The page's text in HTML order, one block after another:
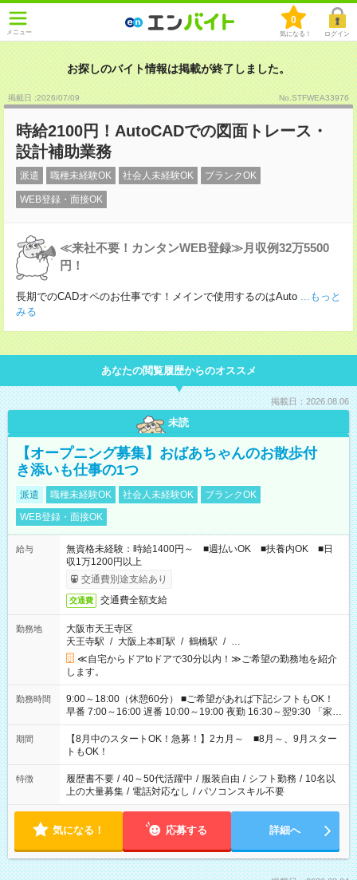
メニュー
0
気になる！ ログイン
お探しのバイト情報は掲載が終了しました。
掲載日 :2026/07/09 No.STFWEA33976
時給2100円！AutoCADでの図面トレース・
設計補助業務
派遣 職種未経験OK 社会人未経験OK ブランクOK
WEB登録・面接OK
≪来社不要！カンタンWEB登録≫月収例32万5500
円！
長期でのCADオペのお仕事です！メインで使用するのはAuto ...もっと
みる
あなたの閲覧履歴からのオススメ
掲載日：2026.08.06
未読
【オープニング募集】おばあちゃんのお散歩付
き添いも仕事の1つ
派遣 職種未経験OK 社会人未経験OK
ブランクOK
WEB登録・面接OK
給与
無資格未経験：時給1400円～ ■週払いOK ■扶養内OK ■日
収1万1200円以上
交通費別途支給あり
交通費 交通費全額支給
勤務地
大阪市天王寺区
天王寺駅 / 大阪上本町駅 / 鶴橋駅 / …
≪自宅からドアtoドアで30分以内！≫ご希望の勤務地を紹介
します。
勤務時間
9:00～18:00（休憩60分） ■ご希望があれば下記シフトもOK！
早番 7:00～16:00 遅番 10:00～19:00 夜勤 16:30～翌9:30 「家族
と休みを合わせたい」 「余裕を持って夕飯の準備がしたい」
「できれば残業はしたくない」 など、ご希望を教えてください
ね。 ※Wワーク希望の方へ 今ご覧のお仕事で希望する勤務時間
と、もう1つのお仕事の勤務時間。 合計で週40時間を超える場
合は応募できません。
期間
【8月中のスタートOK！急募！】2カ月～ ■8月～、9月スター
トもOK！
特徴 履歴書不要 / 40～50代活躍中 / 服装自由 / シフト勤務 / 10名以
上の大量募集 / 電話対応なし / パソコンスキル不要
気になる！ 応募する 詳細へ